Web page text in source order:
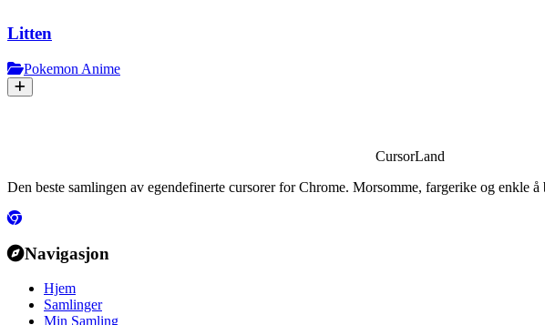
Litten
Pokemon Anime
CursorLand
Den beste samlingen av egendefinerte cursorer for Chrome. Morsomme, fargerike og enkle å
Navigasjon
Hjem
Samlinger
Min Samling